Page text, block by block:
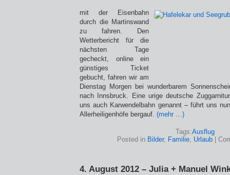
mit der Eisenbahn
durch die Martinswand
zu fahren. Den
Wetterbericht für die
nächsten Tage
gecheckt, online ein
günstiges Ticket
gebucht, fahren wir am
Dienstag Morgen bei wunderbarem
nach Innsbruck. Eine urige deutsche
uns auch Karwendelbahn genannt – führt uns
Allerheiligenhöfe bergauf. (mehr …)
Tags:Ausflug
Posted in Bilder, Familie, Urlaub
4. August 2012 – Julia + Manuel